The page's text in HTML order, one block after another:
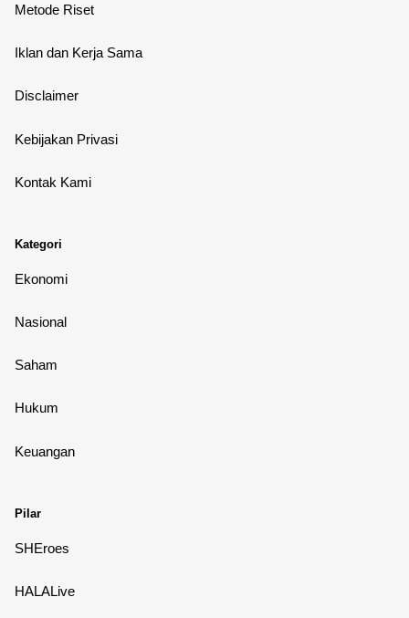
Metode Riset
Iklan dan Kerja Sama
Disclaimer
Kebijakan Privasi
Kontak Kami
Kategori
Ekonomi
Nasional
Saham
Hukum
Keuangan
Pilar
SHEroes
HALALive